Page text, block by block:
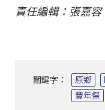
責任編輯：張嘉容
關鍵字： 原鄉
豐年祭